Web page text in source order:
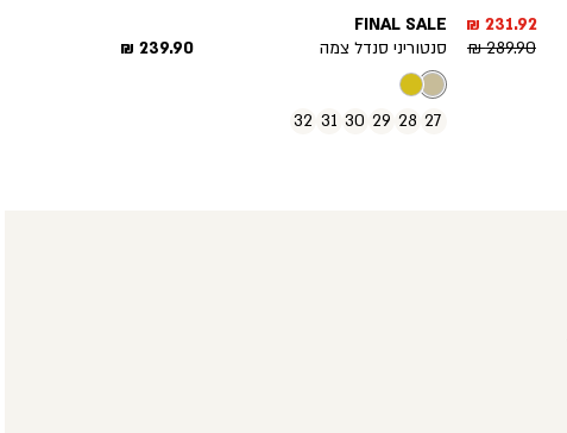
מחיר
מוצר
231.92 ₪
מחיר
289.90 ₪
FINAL SALE
סנטוריני סנדל צמה
מחיר
239.90 ₪
27
28
29
30
31
32